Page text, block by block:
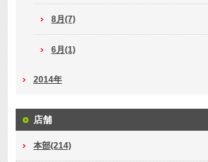
8月(7)
6月(1)
2014年
店舗
本部(214)